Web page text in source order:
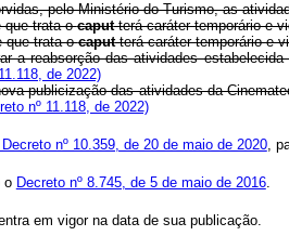
pelo Ministério do Turismo, as
que trata ocaputterá caráter temporário e
que trata ocaputterá caráter temporário
a reabsorção das atividades
de 2022)
publicização das atividades da
nº 11.118, de 2022)
nº 10.359, de 20 de maio de 2020,
o Decreto nº 8.745, de 5 de maio de 2016.
em vigor na data de sua publicação.